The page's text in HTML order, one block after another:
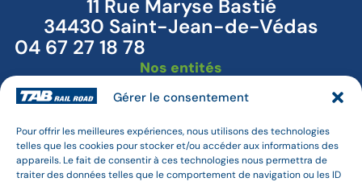
Gérer le consentement
Pour offrir les meilleures expériences, nous utilisons des technologies
telles que les cookies pour stocker et/ou accéder aux informations des
appareils. Le fait de consentir à ces technologies nous permettra de
traiter des données telles que le comportement de navigation ou les ID
11 Rue Maryse Bastié
34430 Saint-Jean-de-Védas
04 67 27 18 78
Nos entités
Open Modal
T3M
Combirail
Nous suivre